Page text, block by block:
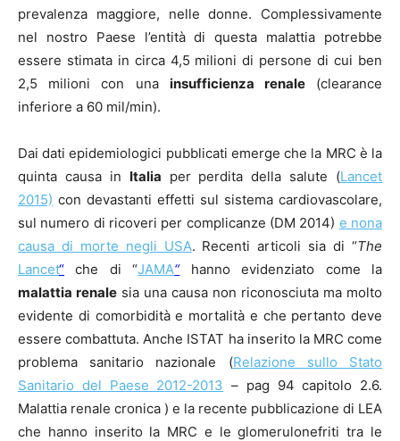
prevalenza maggiore, nelle donne. Complessivamente
nel nostro Paese l’entità di questa malattia potrebbe
essere stimata in circa 4,5 milioni di persone di cui ben
2,5 milioni con una insufficienza renale(clearance
inferiore a 60 mil/min).
Dai dati epidemiologici pubblicati emerge che la MRC è la
quinta causa in Italia per perdita della salute (Lancet
2015) con devastanti effetti sul sistema cardiovascolare,
sul numero di ricoveri per complicanze (DM 2014) e nona
causa di morte negli USA. Recenti articoli sia di “The
Lancet“ che di “JAMA“
hanno evidenziato come la
malattia renale sia una causa non riconosciuta ma molto
evidente di comorbidità e mortalità e che pertanto deve
essere combattuta. Anche ISTAT ha inserito la MRC come
problema sanitario nazionale (Relazione sullo Stato
Sanitario del Paese 2012-2013 – pag 94 capitolo 2.6.
Malattia renale cronica ) e la recente pubblicazione di LEA
che hanno inserito la MRC e le glomerulonefriti tra le